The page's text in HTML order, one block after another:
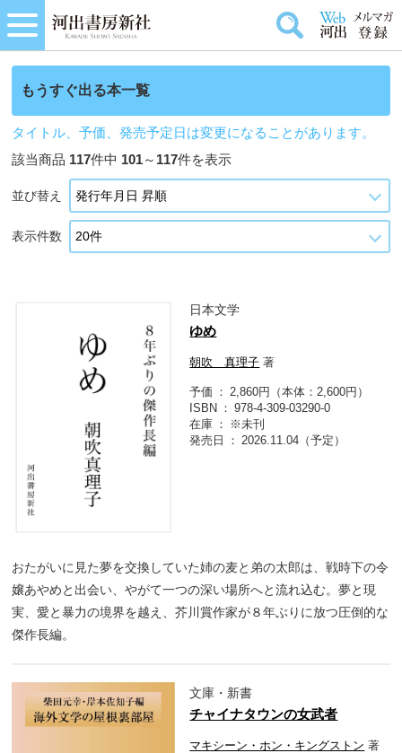
もうすぐ出る本一覧
タイトル、予価、発売予定日は変更になることがあります。
該当商品 117件中 101～ 117件を表示
並び替え
表示件数
日本文学
ゆめ
朝吹 真理子 著
予価
2,860円（本体：2,600円）
ISBN
978-4-309-03290-0
在庫
※未刊
発売日
2026.11.04（予定）
おたがいに見た夢を交換していた姉の麦と弟の太郎は、戦時下の令
嬢あやめと出会い、やがて一つの深い場所へと流れ込む。夢と現
実、愛と暴力の境界を越え、芥川賞作家が８年ぶりに放つ圧倒的な
傑作長編。
文庫・新書
チャイナタウンの女武者
マキシーン・ホン・キングストン 著